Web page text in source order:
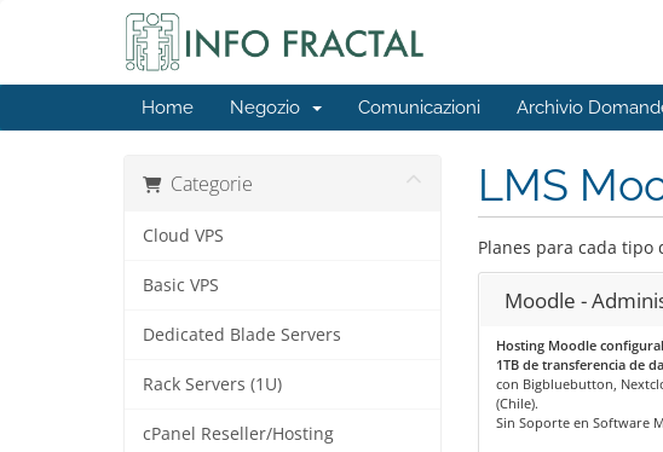
Home Negozio Comunicazioni Archivio
Categorie
Cloud VPS
Basic VPS
Dedicated Blade Servers
Rack Servers (1U)
cPanel Reseller/Hosting
LMS
Planes para cada tipo
Moodle -
Hosting Moodle
1TB de transferencia de
con Bigbluebutton,
(Chile).
Sin Soporte en Software